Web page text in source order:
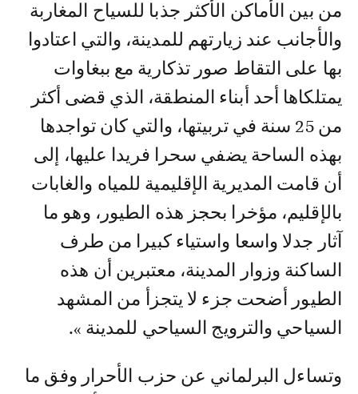
من بين الأماكن الأكثر جذبا للسياح المغاربة
والأجانب عند زيارتهم للمدينة، والتي اعتادوا
بها على التقاط صور تذكارية مع ببغاوات
يمتلكاها أحد أبناء المنطقة، الذي قضى أكثر
من 25 سنة في تربيتها، والتي كان تواجدها
بهذه الساحة يضفي سحرا فريدا عليها، إلى
أن قامت المديرية الإقليمية للمياه والغابات
بالإقليم، مؤخرا بحجز هذه الطيور، وهو ما
آثار جدلا واسعا واستياء كبيرا من طرف
الساكنة وزوار المدينة، معتبرين أن هذه
الطيور أضحت جزء لا يتجزأ من المشهد
السياحي والترويج السياحي للمدينة ».
وتساءل البرلماني عن حزب الأحرار وفق ما